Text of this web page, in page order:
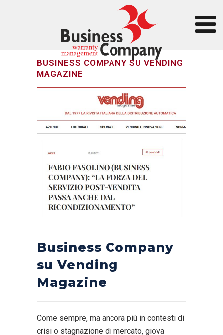
BUSINESS COMPANY SU VENDING
MAGAZINE
Business Company
su Vending
Magazine
Come sempre, ma ancora più in contesti di
crisi o stagnazione di mercato, giova